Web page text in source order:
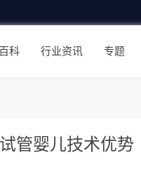
科 行业资讯 专题
管婴儿技术优势